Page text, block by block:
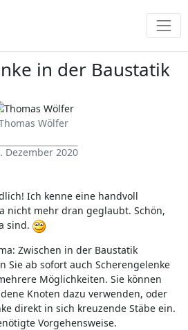
in der Baustatik
Wölfer
Dezember 2020
Ich kenne eine handvoll
nicht mehr dran geglaubt. Schön,
sind.
Zwischen in der Baustatik
Sie ab sofort auch Scherengelenke
Möglichkeiten. Sie können
Knoten dazu verwenden, oder
direkt in sich kreuzende Stäbe ein.
Vorgehensweise.